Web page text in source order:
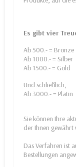
Es gibt vier
Ab 500.- = Bronze
Ab 1000.- = Silber
Ab 1500.- = Gold
Und schließlich,
Ab 3000.- = Platin
Sie können Ihre
der Ihnen gewährt
Das Verfahren ist
Bestellungen